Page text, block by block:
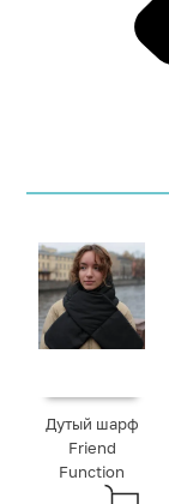
Дутый шарф
Friend
Function